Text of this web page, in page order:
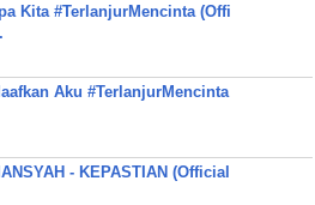
Kita #TerlanjurMencinta (Offi
Aku #TerlanjurMencinta
- KEPASTIAN (Official